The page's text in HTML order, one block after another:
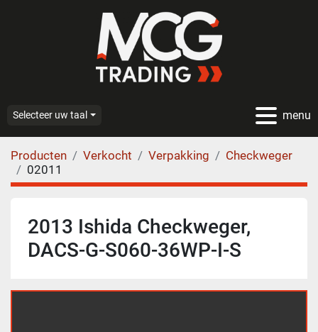
menu
Selecteer uw taal
Producten Verkocht Verpakking
Checkweger
02011
2013 Ishida Checkweger,
DACS-G-S060-36WP-I-S